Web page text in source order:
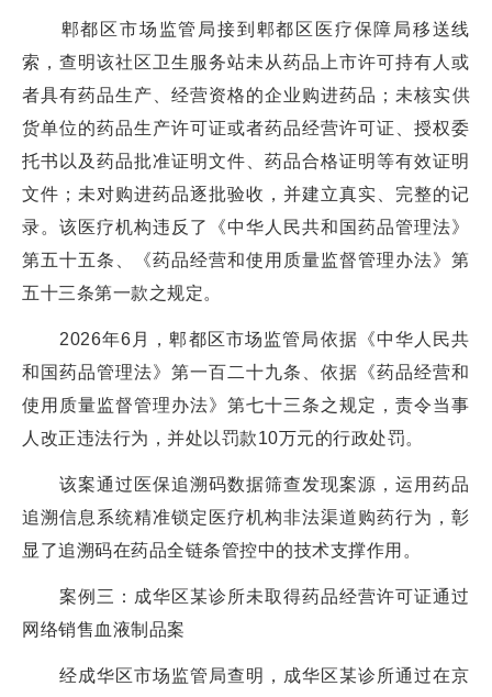
郫都区市场监管局接到郫都区医疗保障局移送线
索，查明该社区卫生服务站未从药品上市许可持有人或
者具有药品生产、经营资格的企业购进药品；未核实供
货单位的药品生产许可证或者药品经营许可证、授权委
托书以及药品批准证明文件、药品合格证明等有效证明
文件；未对购进药品逐批验收，并建立真实、完整的记
录。该医疗机构违反了《中华人民共和国药品管理法》
第五十五条、《药品经营和使用质量监督管理办法》第
五十三条第一款之规定。
2026年6月，郫都区市场监管局依据《中华人民共
和国药品管理法》第一百二十九条、依据《药品经营和
使用质量监督管理办法》第七十三条之规定，责令当事
人改正违法行为，并处以罚款10万元的行政处罚。
该案通过医保追溯码数据筛查发现案源，运用药品
追溯信息系统精准锁定医疗机构非法渠道购药行为，彰
显了追溯码在药品全链条管控中的技术支撑作用。
案例三：成华区某诊所未取得药品经营许可证通过
网络销售血液制品案
经成华区市场监管局查明，成华区某诊所通过在京